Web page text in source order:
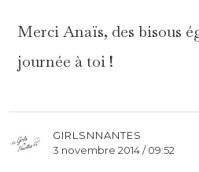
Merci Anaïs, des bisous
journée à toi !
GIRLSNNANTES
3 novembre 2014 / 09:52